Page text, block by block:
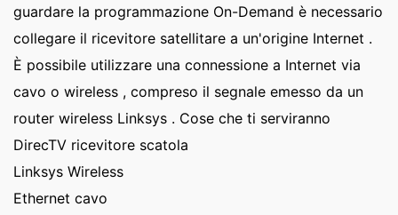
guardare la programmazione On-Demand è necessario
collegare il ricevitore satellitare a un'origine Internet .
È possibile utilizzare una connessione a Internet via
cavo o wireless , compreso il segnale emesso da un
router wireless Linksys . Cose che ti serviranno
DirecTV ricevitore scatola
Linksys Wireless
Ethernet cavo